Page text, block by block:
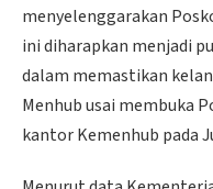
menyelenggarakan
ini diharapkan menjadi
dalam memastikan
Menhub usai membuka
kantor Kemenhub pada